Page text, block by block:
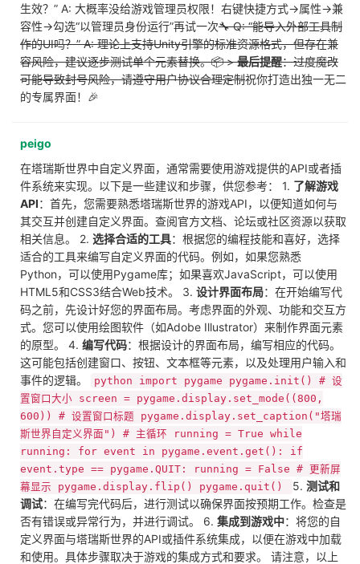
生效？” A: 大概率没给游戏管理员权限！右键快捷方式→属性→兼
容性→勾选“以管理员身份运行”再试一次🔧 Q: “能导入外部工具制
作的UI吗？” A: 理论上支持Unity引擎的标准资源格式，但存在兼
容风险，建议逐步测试单个元素替换。📦 >最后提醒：过度魔改
可能导致封号风险，请遵守用户协议合理定制祝你打造出独一无二
的专属界面！🎉
peigo
在塔瑞斯世界中自定义界面，通常需要使用游戏提供的API或者插
件系统来实现。以下是一些建议和步骤，供您参考： 1. 了解游戏
API：首先，您需要熟悉塔瑞斯世界的游戏API，以便知道如何与
其交互并创建自定义界面。查阅官方文档、论坛或社区资源以获取
相关信息。 2. 选择合适的工具：根据您的编程技能和喜好，选择
适合的工具来编写自定义界面的代码。例如，如果您熟悉
Python，可以使用Pygame库；如果喜欢JavaScript，可以使用
HTML5和CSS3结合Web技术。 3. 设计界面布局：在开始编写代
码之前，先设计好您的界面布局。考虑界面的外观、功能和交互方
式。您可以使用绘图软件（如Adobe Illustrator）来制作界面元素
的原型。 4. 编写代码：根据设计的界面布局，编写相应的代码。
这可能包括创建窗口、按钮、文本框等元素，以及处理用户输入和
事件的逻辑。
python import pygame pygame.init() # 设
置窗口大小 screen = pygame.display.set_mode((800,
600)) # 设置窗口标题 pygame.display.set_caption("塔瑞
斯世界自定义界面") # 主循环 running = True while
running: for event in pygame.event.get(): if
event.type == pygame.QUIT: running = False # 更新屏
幕显示 pygame.display.flip() pygame.quit()
5. 测试和
调试：在编写完代码后，进行测试以确保界面按预期工作。检查是
否有错误或异常行为，并进行调试。 6. 集成到游戏中：将您的自
定义界面与塔瑞斯世界的API或插件系统集成，以便在游戏中加载
和使用。具体步骤取决于游戏的集成方式和要求。 请注意，以上